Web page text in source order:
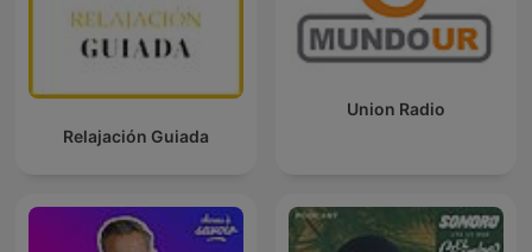
Relajación Guiada
Union Radio